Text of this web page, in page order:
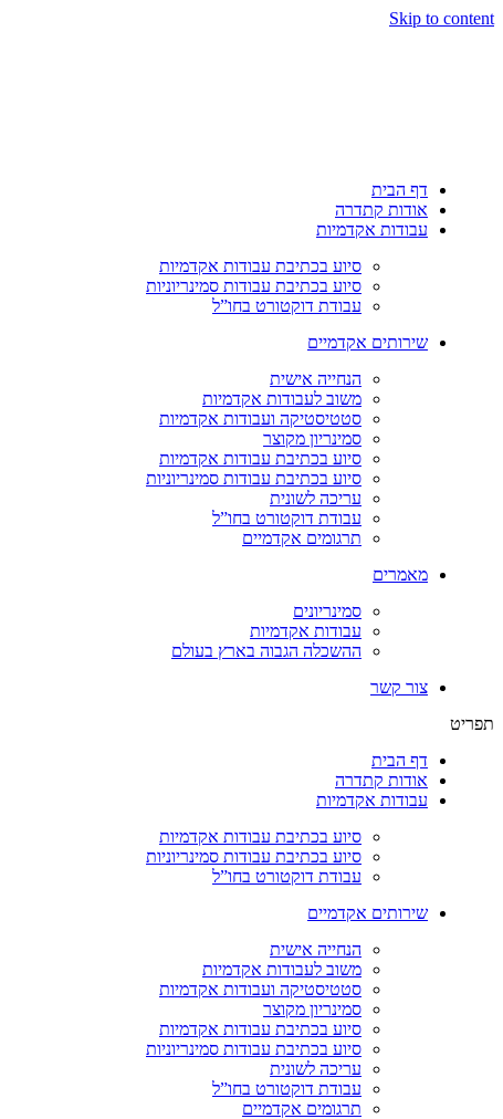
Skip to content
דף הבית
אודות קתדרה
עבודות אקדמיות
סיוע בכתיבת עבודות אקדמיות
סיוע בכתיבת עבודות סמינריוניות
עבודת דוקטורט בחו”ל
שירותים אקדמיים
הנחייה אישית
משוב לעבודות אקדמיות
סטטיסטיקה ועבודות אקדמיות
סמינריון מקוצר
סיוע בכתיבת עבודות אקדמיות
סיוע בכתיבת עבודות סמינריוניות
עריכה לשונית
עבודת דוקטורט בחו”ל
תרגומים אקדמיים
מאמרים
סמינריונים
עבודות אקדמיות
ההשכלה הגבוה בארץ בעולם
צור קשר
תפריט
דף הבית
אודות קתדרה
עבודות אקדמיות
סיוע בכתיבת עבודות אקדמיות
סיוע בכתיבת עבודות סמינריוניות
עבודת דוקטורט בחו”ל
שירותים אקדמיים
הנחייה אישית
משוב לעבודות אקדמיות
סטטיסטיקה ועבודות אקדמיות
סמינריון מקוצר
סיוע בכתיבת עבודות אקדמיות
סיוע בכתיבת עבודות סמינריוניות
עריכה לשונית
עבודת דוקטורט בחו”ל
תרגומים אקדמיים